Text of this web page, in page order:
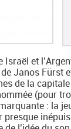
et
Janos Fürst
de la
(pour
: la